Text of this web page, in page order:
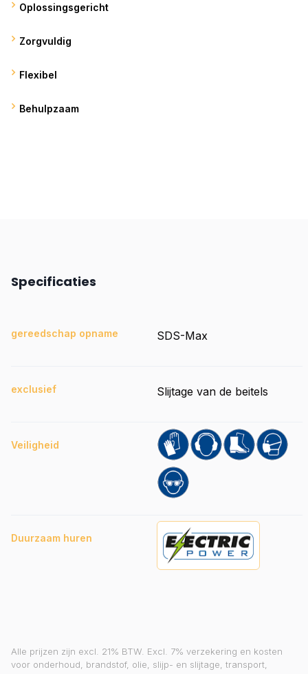
Oplossingsgericht
Zorgvuldig
Flexibel
Behulpzaam
Specificaties
gereedschap opname SDS-Max
exclusief Slijtage van de beitels
Veiligheid
Duurzaam huren
Alle prijzen zijn excl. 21% BTW. Excl. 7% verzekering en kosten
voor onderhoud, brandstof, olie, slijp- en slijtage, transport,